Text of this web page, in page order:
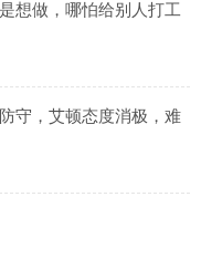
想做，哪怕给别人打工
守，艾顿态度消极，难